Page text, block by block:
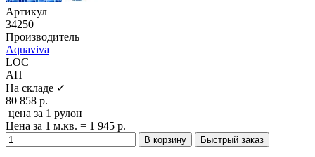
Артикул
34250
Производитель
Aquaviva
LOC
АП
На складе ✓
80 858 р.
цена за 1 рулон
Цена за 1 м.кв. = 1 945 р.
В корзину Быстрый заказ